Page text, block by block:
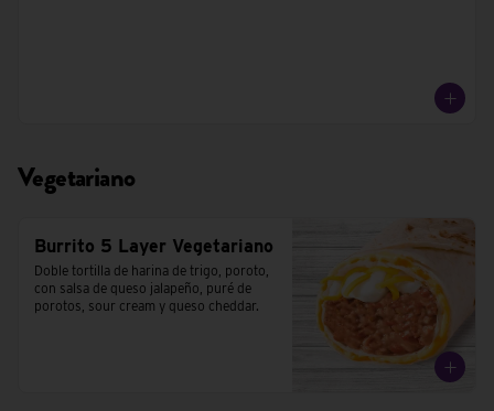
Vegetariano
Burrito 5 Layer Vegetariano
Doble tortilla de harina de trigo, poroto,
con salsa de queso jalapeño, puré de
porotos, sour cream y queso cheddar.